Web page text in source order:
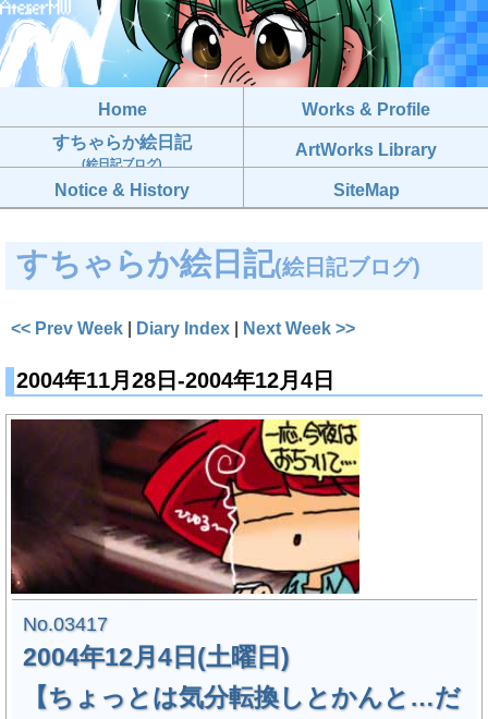
Home
Works & Profile
すちゃらか絵日記
(絵日記ブログ)
ArtWorks Library
Notice & History SiteMap
すちゃらか絵日記(絵日記ブログ)
<< Prev Week | Diary Index | Next Week >>
2004年11月28日-2004年12月4日
No.03417
2004年12月4日(土曜日)
【ちょっとは気分転換しとかんと…だ